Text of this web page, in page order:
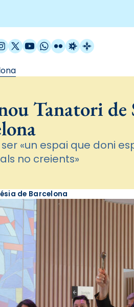
X / Twitter
YouTube
WhatsApp
FlickrRadio Estel
Catalunya
Tanatori
«un espai que doni
no creients»
de Barcelona